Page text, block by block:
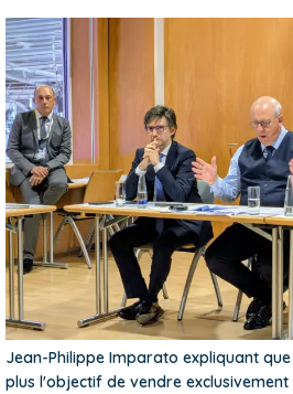
Jean-Philippe Imparato expliquant
plus l'objectif de vendre